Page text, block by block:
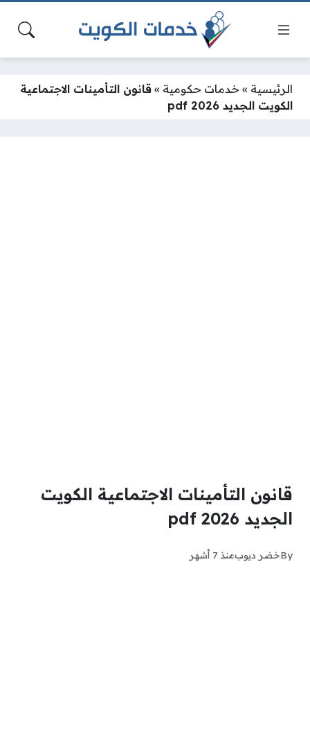
الرئيسية » خدمات حكومية » قانون التأمينات الاجتماعية
الكويت الجديد 2026 pdf
قانون التأمينات الاجتماعية الكويت
الجديد 2026 pdf
Byخضر ديوبمنذ 7 أشهر